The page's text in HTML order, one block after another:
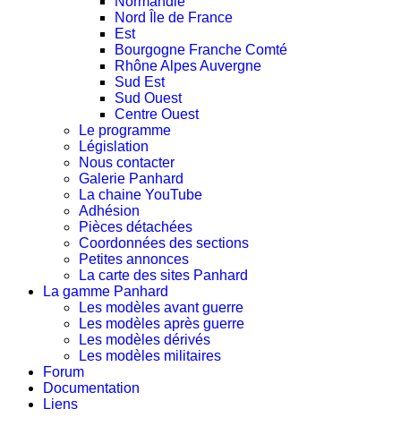
Nord Île de France
Est
Bourgogne Franche Comté
Rhône Alpes Auvergne
Sud Est
Sud Ouest
Centre Ouest
Le programme
Législation
Nous contacter
Galerie Panhard
La chaine YouTube
Adhésion
Pièces détachées
Coordonnées des sections
Petites annonces
La carte des sites Panhard
La gamme Panhard
Les modèles avant guerre
Les modèles après guerre
Les modèles dérivés
Les modèles militaires
Forum
Documentation
Liens